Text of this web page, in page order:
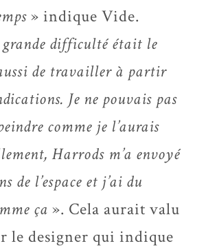
» indique Vide.
difficulté était le
de travailler à partir
Je ne pouvais pas
comme je l’aurais
Harrods m’a envoyé
de l’espace et j’ai du
ça ». Cela aurait valu
le designer qui indique